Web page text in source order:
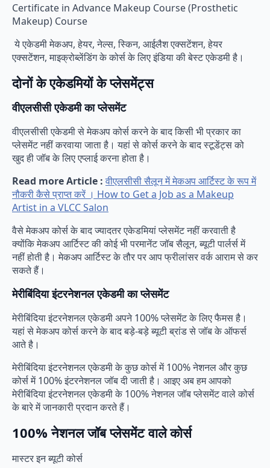
Certificate in Advance Makeup Course (Prosthetic
Makeup) Course
ये एकेडमी मेकअप, हेयर, नेल्स, स्किन, आईलैश एक्सटेंशन, हेयर
एक्सटेंशन, माइक्रोब्लेंडिंग के कोर्स के लिए इंडिया की बेस्ट एकेडमी है।
दोनों के एकेडमियों के प्लेसमेंट्स
वीएलसीसी एकेडमी का प्लेसमेंट
वीएलसीसी एकेडमी से मेकअप कोर्स करने के बाद किसी भी प्रकार का
प्लेसमेंट नहीं करवाया जाता है। यहां से कोर्स करने के बाद स्टूडेंट्स को
खुद ही जॉब के लिए एप्लाई करना होता है।
Read more Article : वीएलसीसी सैलून में मेकअप आर्टिस्ट के रूप में
नौकरी कैसे प्राप्त करें । How to Get a Job as a Makeup
Artist in a VLCC Salon
वैसे मेकअप कोर्स के बाद ज्यादतर एकेडमियां प्लेसमेंट नहीं करवाती है
क्योंकि मेकअप आर्टिस्ट की कोई भी परमानेंट जॉब सैलून, ब्यूटी पार्लर्स में
नहीं होती है। मेकअप आर्टिस्ट के तौर पर आप फ्रीलांसर वर्क आराम से कर
सकते हैं।
मेरीबिंदिया इंटरनेशनल एकेडमी का प्लेसमेंट
मेरीबिंदिया इंटरनेशनल एकेडमी अपने 100% प्लेसमेंट के लिए फैमस है।
यहां से मेकअप कोर्स करने के बाद बड़े-बड़े ब्यूटी ब्रांड से जॉब के ऑफर्स
आते है।
मेरीबिंदिया इंटरनेशनल एकेडमी के कुछ कोर्स में 100% नेशनल और कुछ
कोर्स में 100% इंटरनेशनल जॉब दी जाती है। आइए अब हम आपको
मेरीबिंदिया इंटरनेशनल एकेडमी के 100% नेशनल जॉब प्लेसमेंट वाले कोर्स
के बारे में जानकारी प्रदान करते हैं।
100% नेशनल जॉब प्लेसमेंट वाले कोर्स
मास्टर इन ब्यूटी कोर्स